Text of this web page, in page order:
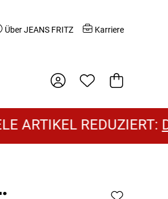
Über JEANS FRITZ Karriere
Warenkorb
REDUZIERT: